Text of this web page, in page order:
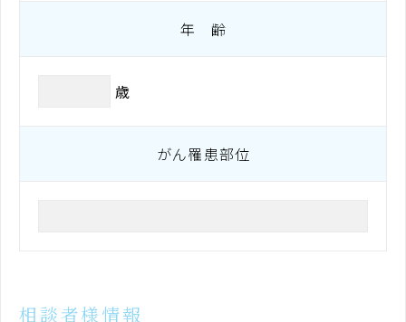
年 齢
歳
がん罹患部位
相談者様情報